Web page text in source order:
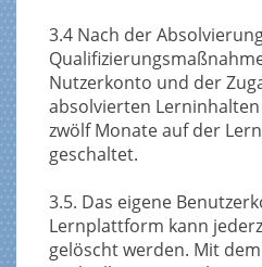
3.4 Nach der
Nutzerkonto und der
absolvierten
zwölf Monate auf der
geschaltet.
3.5. Das eigene
Lernplattform kann
gelöscht werden. Mit